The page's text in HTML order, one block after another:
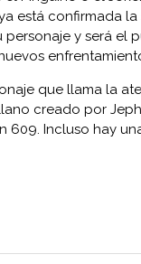
está confirmada la
personaje y será
que llama la
creado por
609. Incluso hay